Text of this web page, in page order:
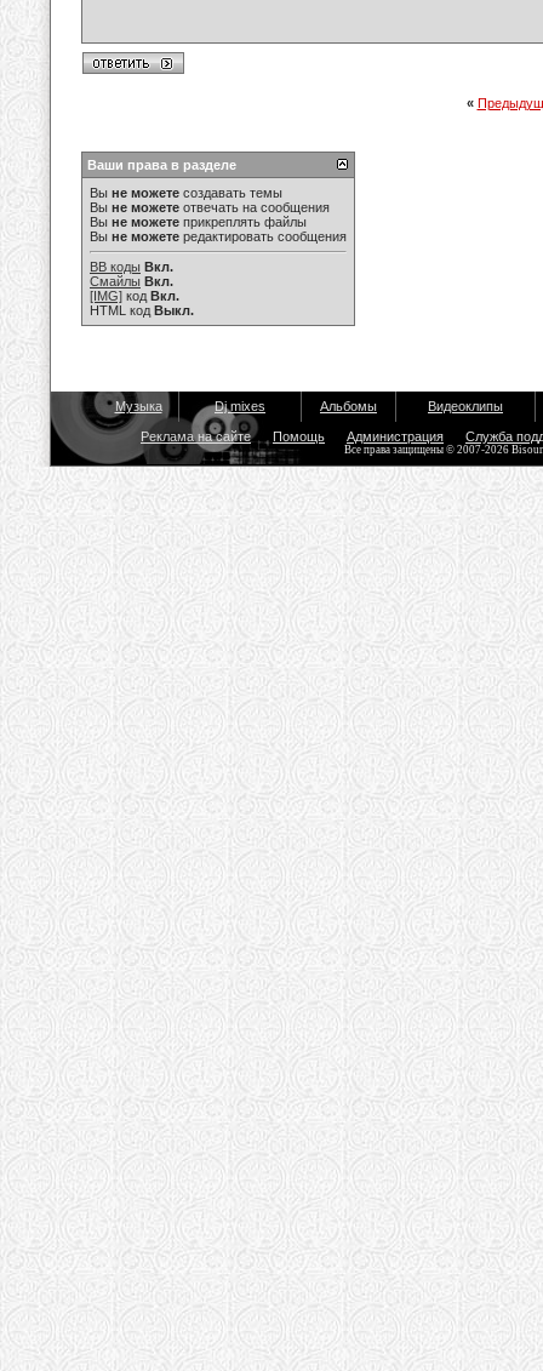
«
Ваши права в разделе
Вы не можете создавать темы
Вы не можете отвечать на сообщения
Вы не можете прикреплять файлы
Вы не можете редактировать сообщения
BB коды Вкл.
Смайлы Вкл.
[IMG] код Вкл.
HTML код Выкл.
Музыка Dj mixes Альбомы Видеоклипы
Реклама на сайте Помощь Администрация Служба
Все права защищены © 2007-2026